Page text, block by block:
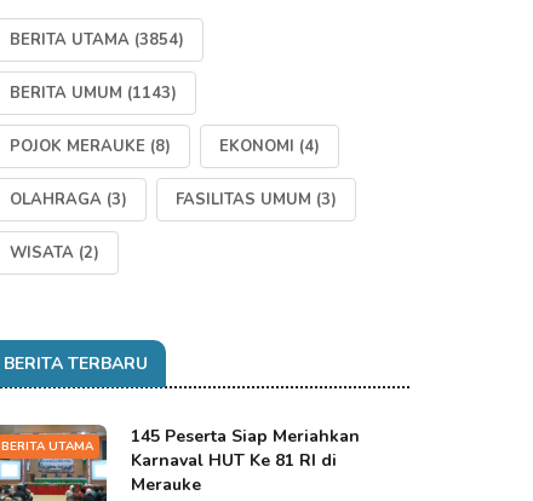
BERITA UTAMA (3854)
BERITA UMUM (1143)
POJOK MERAUKE (8) EKONOMI (4)
OLAHRAGA (3) FASILITAS UMUM (3)
WISATA (2)
BERITA TERBARU
BERITA UTAMA
145 Peserta Siap Meriahkan
Karnaval HUT Ke 81 RI di
Merauke